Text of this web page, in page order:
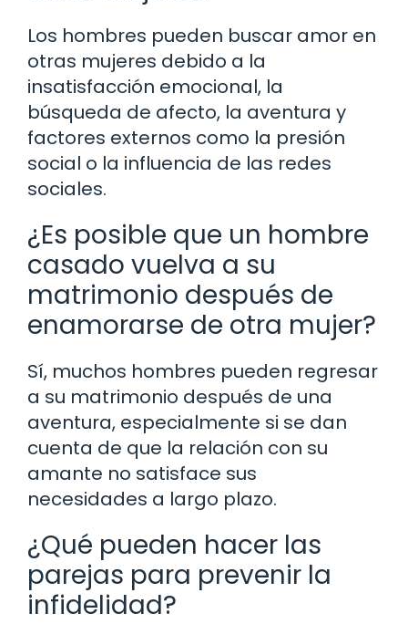
Los hombres pueden buscar amor en
otras mujeres debido a la
insatisfacción emocional, la
búsqueda de afecto, la aventura y
factores externos como la presión
social o la influencia de las redes
sociales.
¿Es posible que un hombre
casado vuelva a su
matrimonio después de
enamorarse de otra mujer?
Sí, muchos hombres pueden regresar
a su matrimonio después de una
aventura, especialmente si se dan
cuenta de que la relación con su
amante no satisface sus
necesidades a largo plazo.
¿Qué pueden hacer las
parejas para prevenir la
infidelidad?